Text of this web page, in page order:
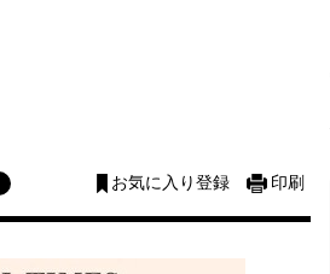
お気に入り登録 印刷